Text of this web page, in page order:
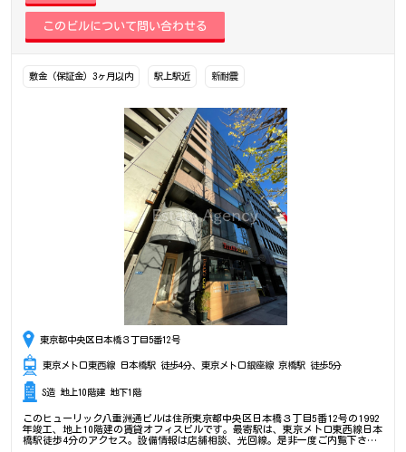
敷金（保証金）3ヶ月以内 駅上駅近 新耐震
東京都中央区日本橋３丁目5番12号
東京メトロ東西線 日本橋駅 徒歩4分、東京メトロ銀座線 京橋駅 徒歩5分
S造 地上10階建 地下1階
このヒューリック八重洲通ビルは住所東京都中央区日本橋３丁目5番12号の1992
年竣工、地上10階建の賃貸オフィスビルです。最寄駅は、東京メトロ東西線日本
橋駅徒歩4分のアクセス。設備情報は店舗相談、光回線。是非一度ご内覧下さい